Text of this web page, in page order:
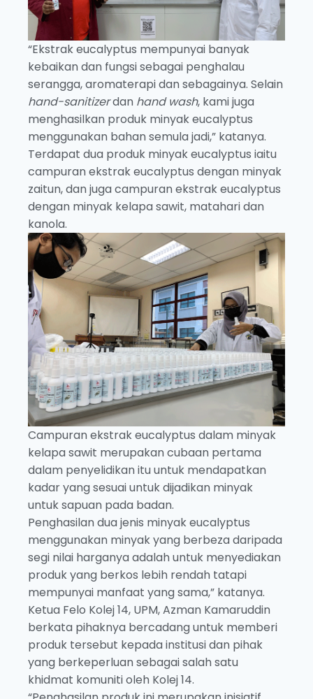
“Ekstrak eucalyptus mempunyai banyak
kebaikan dan fungsi sebagai penghalau
serangga, aromaterapi dan sebagainya. Selain
hand-sanitizerdan hand wash, kami juga
menghasilkan produk minyak eucalyptus
menggunakan bahan semula jadi,” katanya.
Terdapat dua produk minyak eucalyptus iaitu
campuran ekstrak eucalyptus dengan minyak
zaitun, dan juga campuran ekstrak eucalyptus
dengan minyak kelapa sawit, matahari dan
kanola.
Campuran ekstrak eucalyptus dalam minyak
kelapa sawit merupakan cubaan pertama
dalam penyelidikan itu untuk mendapatkan
kadar yang sesuai untuk dijadikan minyak
untuk sapuan pada badan.
Penghasilan dua jenis minyak eucalyptus
menggunakan minyak yang berbeza daripada
segi nilai harganya adalah untuk menyediakan
produk yang berkos lebih rendah tatapi
mempunyai manfaat yang sama,” katanya.
Ketua Felo Kolej 14, UPM, Azman Kamaruddin
berkata pihaknya bercadang untuk memberi
produk tersebut kepada institusi dan pihak
yang berkeperluan sebagai salah satu
khidmat komuniti oleh Kolej 14.